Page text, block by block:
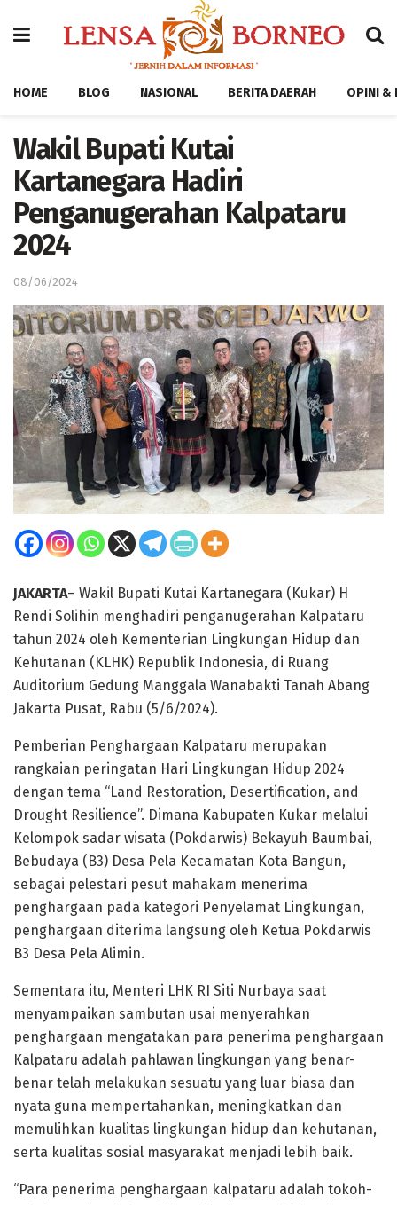
HOME BLOG NASIONAL BERITA DAERAH OPINI &
Wakil Bupati Kutai
Kartanegara Hadiri
Penganugerahan Kalpataru
2024
08/06/2024
JAKARTA– Wakil Bupati Kutai Kartanegara (Kukar) H
Rendi Solihin menghadiri penganugerahan Kalpataru
tahun 2024 oleh Kementerian Lingkungan Hidup dan
Kehutanan (KLHK) Republik Indonesia, di Ruang
Auditorium Gedung Manggala Wanabakti Tanah Abang
Jakarta Pusat, Rabu (5/6/2024).
Pemberian Penghargaan Kalpataru merupakan
rangkaian peringatan Hari Lingkungan Hidup 2024
dengan tema “Land Restoration, Desertification, and
Drought Resilience”. Dimana Kabupaten Kukar melalui
Kelompok sadar wisata (Pokdarwis) Bekayuh Baumbai,
Bebudaya (B3) Desa Pela Kecamatan Kota Bangun,
sebagai pelestari pesut mahakam menerima
penghargaan pada kategori Penyelamat Lingkungan,
penghargaan diterima langsung oleh Ketua Pokdarwis
B3 Desa Pela Alimin.
Sementara itu, Menteri LHK RI Siti Nurbaya saat
menyampaikan sambutan usai menyerahkan
penghargaan mengatakan para penerima penghargaan
Kalpataru adalah pahlawan lingkungan yang benar-
benar telah melakukan sesuatu yang luar biasa dan
nyata guna mempertahankan, meningkatkan dan
memulihkan kualitas lingkungan hidup dan kehutanan,
serta kualitas sosial masyarakat menjadi lebih baik.
“Para penerima penghargaan kalpataru adalah tokoh-